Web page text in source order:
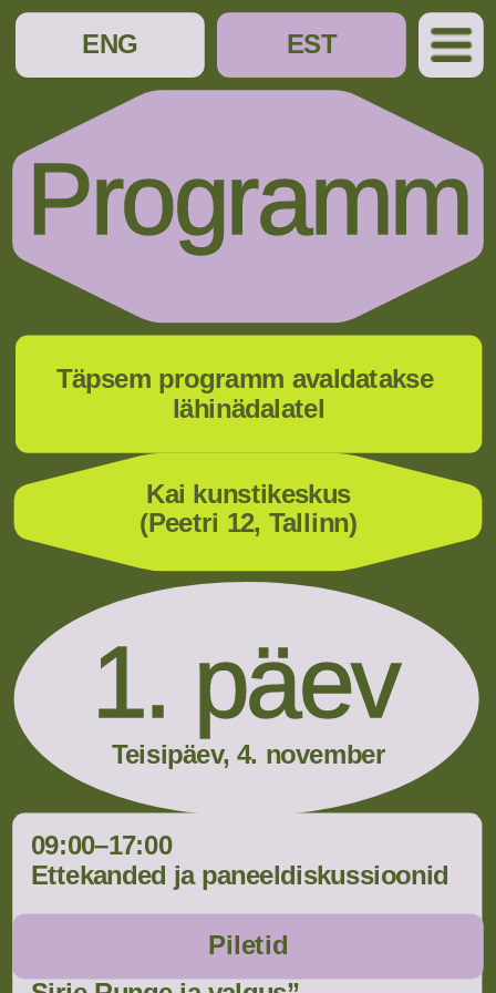
Piletid
EST
ENG
Programm
Täpsem programm avaldatakse
lähinädalatel
Kai kunstikeskus
(Peetri 12, Tallinn)
1. päev
Teisipäev, 4. november
09:00–17:00
Ettekanded ja paneeldiskussioonid
Ringkäik näitusel “Hapral pinnasel: